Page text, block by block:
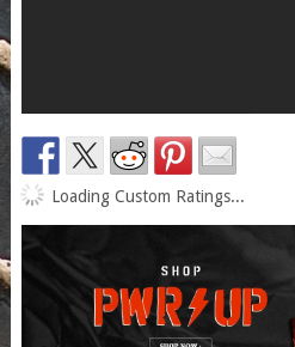
Loading Custom Ratings...